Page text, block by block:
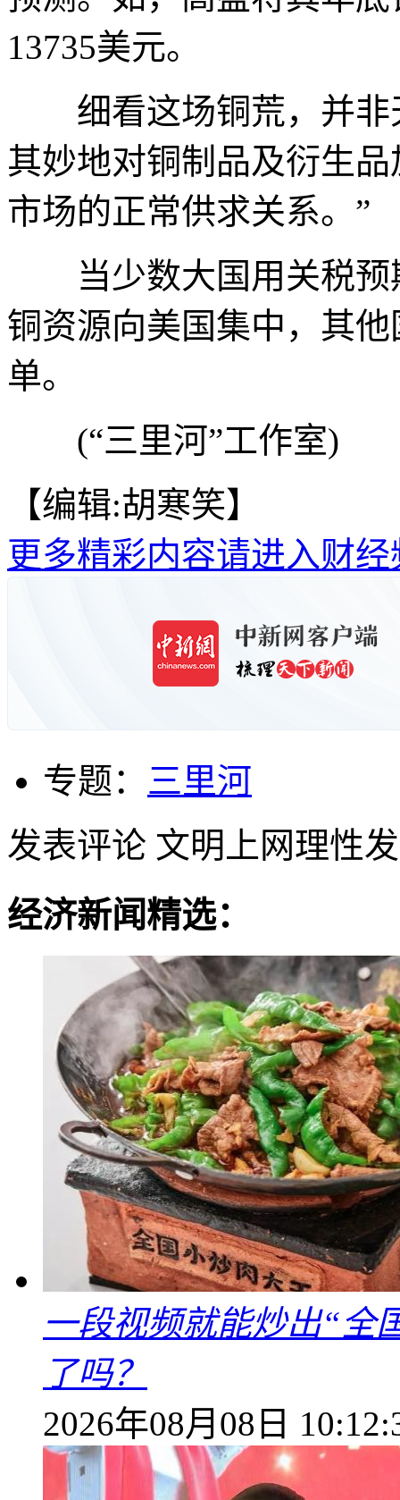
13735美元。
细看这场铜荒，并非
其妙地对铜制品及衍生
市场的正常供求关系。”
当少数大国用关税预
铜资源向美国集中，其
单。
(“三里河”工作室)
【编辑:胡寒笑】
更多精彩内容请进入财经
专题： 三里河
发表评论 文明上网理性
经济新闻精选：
一段视频就能炒出“全
了吗？
2026年08月08日